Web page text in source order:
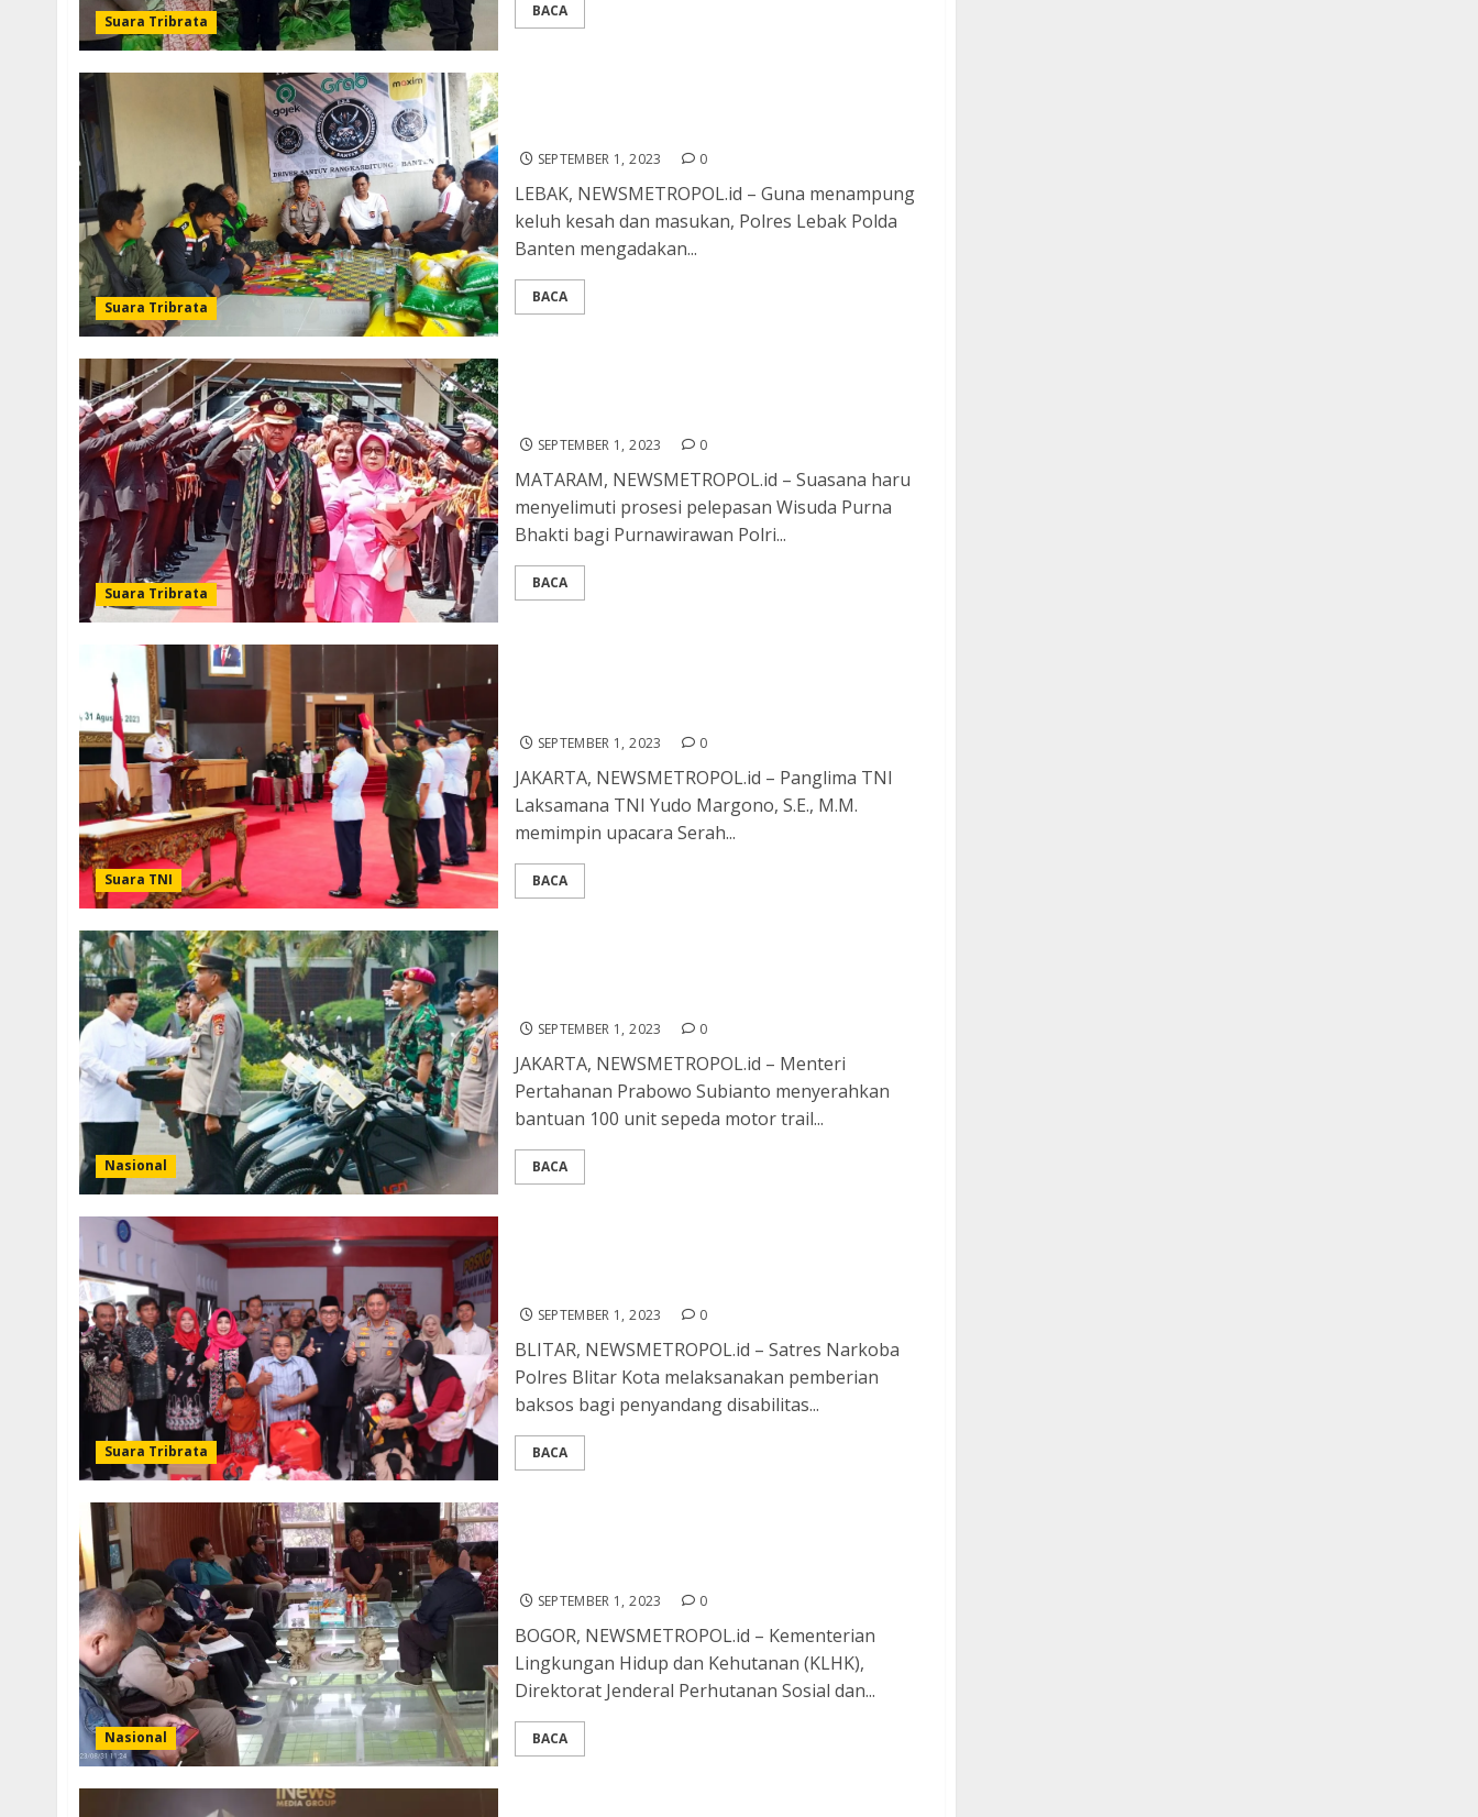
Suara Tribrata
BACA
Suara Tribrata
SEPTEMBER 1, 2023 0
LEBAK, NEWSMETROPOL.id – Guna menampung
keluh kesah dan masukan, Polres Lebak Polda
Banten mengadakan...
BACA
Suara Tribrata
SEPTEMBER 1, 2023 0
MATARAM, NEWSMETROPOL.id – Suasana haru
menyelimuti prosesi pelepasan Wisuda Purna
Bhakti bagi Purnawirawan Polri...
BACA
Suara TNI
SEPTEMBER 1, 2023 0
JAKARTA, NEWSMETROPOL.id – Panglima TNI
Laksamana TNI Yudo Margono, S.E., M.M.
memimpin upacara Serah...
BACA
Nasional
SEPTEMBER 1, 2023 0
JAKARTA, NEWSMETROPOL.id – Menteri
Pertahanan Prabowo Subianto menyerahkan
bantuan 100 unit sepeda motor trail...
BACA
Suara Tribrata
SEPTEMBER 1, 2023 0
BLITAR, NEWSMETROPOL.id – Satres Narkoba
Polres Blitar Kota melaksanakan pemberian
baksos bagi penyandang disabilitas...
BACA
Nasional
SEPTEMBER 1, 2023 0
BOGOR, NEWSMETROPOL.id – Kementerian
Lingkungan Hidup dan Kehutanan (KLHK),
Direktorat Jenderal Perhutanan Sosial dan...
BACA